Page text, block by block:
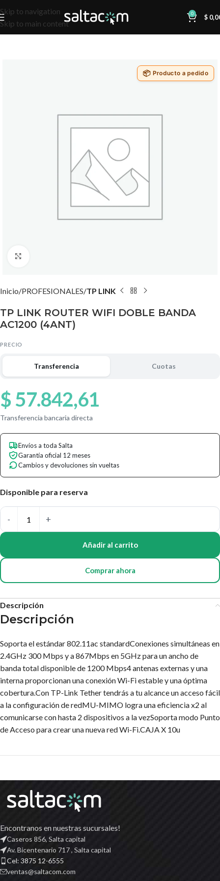
Skip to navigation
Skip to main content
0 $
Producto a pedido
Inicio PROFESIONALES TP LINK
TP LINK ROUTER WIFI DOBLE BANDA
AC1200 (4ANT)
PRECIO
Transferencia Cuotas
$ 57.842,61
Transferencia bancaria directa
Envíos a toda Salta
Garantía oficial 12 meses
Cambios y devoluciones sin vueltas
Disponible para reserva
Añadir al carrito
Comprar ahora
Descripción
Descripción
Soporta el estándar 802.11ac standardConexiones simultáneas en
2.4GHz 300 Mbps y a 867Mbps en 5GHz para un ancho de
banda total disponible de 1200 Mbps4 antenas externas y una
interna proporcionan una conexión Wi-Fi estable y una óptima
cobertura.Con TP-Link Tether tendrás a tu alcance un acceso fácil
a la configuración de redMU-MIMO logra una eficiencia x2 al
comunicarse con hasta 2 dispositivos a la vezSoporta modo Punto
de Acceso para crear una nueva red Wi-Fi.CAJA X 10u
Encontranos en nuestras sucursales!
Caseros 856, Salta capital
Av. Bicentenario 717 , Salta capital
Cel: 3875 12-6555
ventas@saltacom.com